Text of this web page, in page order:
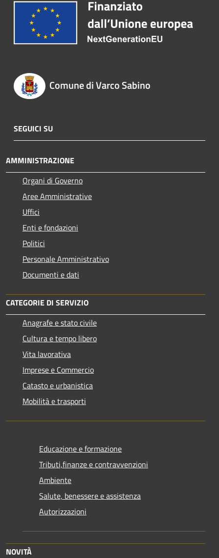
Comune di Varco Sabino
SEGUICI SU
AMMINISTRAZIONE
Organi di Governo
Aree Amministrative
Uffici
Enti e fondazioni
Politici
Personale Amministrativo
Documenti e dati
CATEGORIE DI SERVIZIO
Anagrafe e stato civile
Cultura e tempo libero
Vita lavorativa
Imprese e Commercio
Catasto e urbanistica
Mobilità e trasporti
Educazione e formazione
Tributi,finanze e contravvenzioni
Ambiente
Salute, benessere e assistenza
Autorizzazioni
NOVITÀ